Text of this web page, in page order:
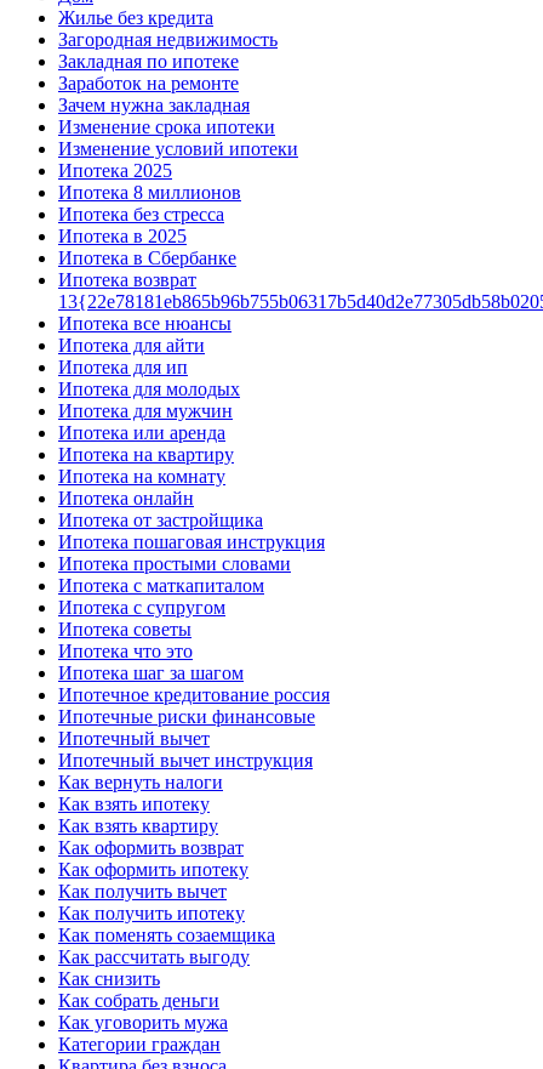
Жилье без кредита
Загородная недвижимость
Закладная по ипотеке
Заработок на ремонте
Зачем нужна закладная
Изменение срока ипотеки
Изменение условий ипотеки
Ипотека 2025
Ипотека 8 миллионов
Ипотека без стресса
Ипотека в 2025
Ипотека в Сбербанке
Ипотека возврат
Ипотека все нюансы
Ипотека для айти
Ипотека для ип
Ипотека для молодых
Ипотека для мужчин
Ипотека или аренда
Ипотека на квартиру
Ипотека на комнату
Ипотека онлайн
Ипотека от застройщика
Ипотека пошаговая инструкция
Ипотека простыми словами
Ипотека с маткапиталом
Ипотека с супругом
Ипотека советы
Ипотека что это
Ипотека шаг за шагом
Ипотечное кредитование россия
Ипотечные риски финансовые
Ипотечный вычет
Ипотечный вычет инструкция
Как вернуть налоги
Как взять ипотеку
Как взять квартиру
Как оформить возврат
Как оформить ипотеку
Как получить вычет
Как получить ипотеку
Как поменять созаемщика
Как рассчитать выгоду
Как снизить
Как собрать деньги
Как уговорить мужа
Категории граждан